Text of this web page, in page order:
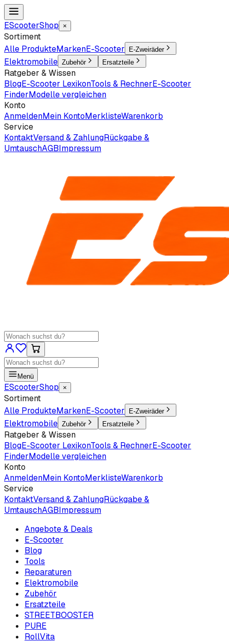
EScooterShop ×
Sortiment
Alle ProdukteMarkenE-Scooter E-Zweiräder
Elektromobile Zubehör Ersatzteile
Ratgeber & Wissen
BlogE-Scooter LexikonTools & RechnerE-Scooter
FinderModelle vergleichen
Konto
AnmeldenMein KontoMerklisteWarenkorb
Service
KontaktVersand & ZahlungRückgabe &
UmtauschAGBImpressum
Menü
EScooterShop ×
Sortiment
Alle ProdukteMarkenE-Scooter E-Zweiräder
Elektromobile Zubehör Ersatzteile
Ratgeber & Wissen
BlogE-Scooter LexikonTools & RechnerE-Scooter
FinderModelle vergleichen
Konto
AnmeldenMein KontoMerklisteWarenkorb
Service
KontaktVersand & ZahlungRückgabe &
UmtauschAGBImpressum
Angebote & Deals
E-Scooter
Blog
Tools
Reparaturen
Elektromobile
Zubehör
Ersatzteile
STREETBOOSTER
PURE
RollVita